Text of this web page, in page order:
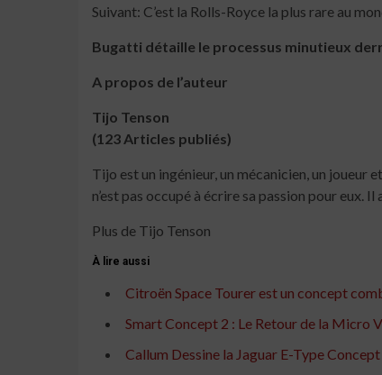
Suivant: C’est la Rolls-Royce la plus rare au
Bugatti détaille le processus minutieux
A propos de l’auteur
Tijo Tenson
(123 Articles publiés)
Tijo est un ingénieur, un mécanicien, un joueur
n’est pas occupé à écrire sa passion pour
Plus de Tijo Tenson
À lire aussi
Citroën Space Tourer est un concept
Smart Concept 2 : Le Retour de la Micro
Callum Dessine la Jaguar E-Type